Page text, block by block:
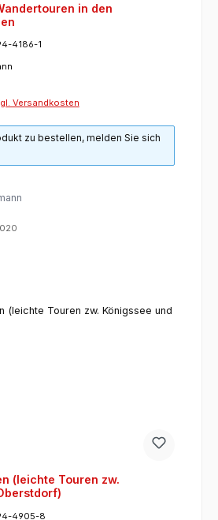
in den
4186-1
Versandkosten
zu bestellen, melden Sie sich
(leichte Touren zw.
4905-8